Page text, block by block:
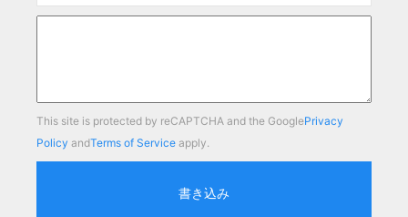
This site is protected by reCAPTCHA and the GooglePrivacy
Policy andTerms of Service apply.
書き込み